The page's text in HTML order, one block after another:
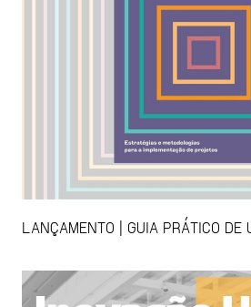
LANÇAMENTO | GUIA PRÁTICO DE